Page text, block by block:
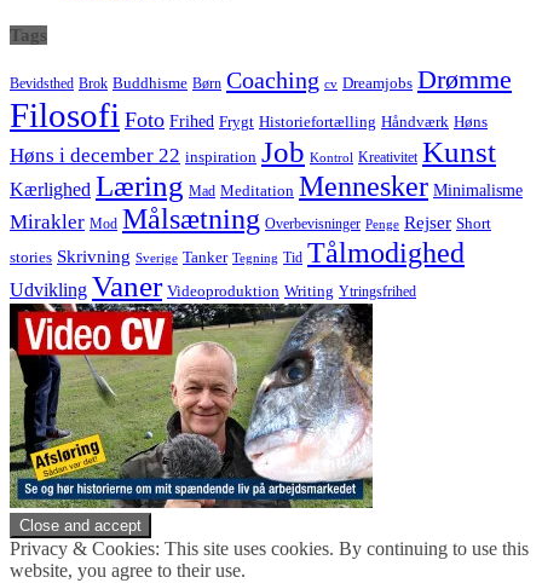
Tags
Bevidsthed Brok Buddhisme Børn Coaching cv Dreamjobs Drømme
Filosofi Foto Frihed Frygt Historiefortælling Håndværk Høns
Høns i december 22 inspiration Job Kontrol Kreativitet Kunst
Kærlighed Læring Mad Meditation Mennesker Minimalisme
Mirakler Mod Målsætning Overbevisninger Penge Rejser Short
stories Skrivning Sverige Tanker Tegning Tid Tålmodighed
Udvikling Vaner Videoproduktion Writing Ytringsfrihed
Privacy & Cookies: This site uses cookies. By continuing to use this
website, you agree to their use.